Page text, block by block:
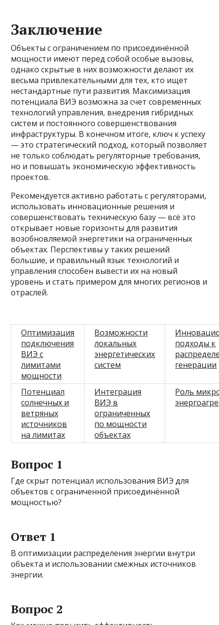
Заключение
Объекты с ограничением по присоединённой
мощности имеют перед собой особые вызовы,
однако скрытые в них возможности делают их
весьма привлекательными для тех, кто ищет
нестандартные пути развития. Максимизация
потенциала ВИЭ возможна за счет современных
технологий управления, внедрения гибридных
систем и постоянного совершенствования
инфраструктуры. В конечном итоге, ключ к успеху
— это стратегический подход, который позволяет
не только соблюдать регуляторные требования,
но и повышать экономическую эффективность
проектов.
Рекомендуется активно работать с регуляторами,
использовать инновационные решения и
совершенствовать техническую базу — всё это
открывает новые горизонты для развития
возобновляемой энергетики на ограниченных
объектах. Перспективы у таких решений
большие, и правильный язык технологий и
управления способен вывести их на новый
уровень и стать примером для многих регионов и
отраслей.
Оптимизация
подключения
ВИЭ с
лимитами
мощности
Возможности
локальных
энергетических
систем
подходы к
генерации
Потенциал
солнечных и
ветряных
источников
на лимитах
Интеграция
ВИЭ в
ограниченных
по мощности
объектах
Роль
Вопрос 1
Где скрыт потенциал использования ВИЭ для
объектов с ограниченной присоединённой
мощностью?
Ответ 1
В оптимизации распределения энергии внутри
объекта и использовании смежных источников
энергии.
Вопрос 2